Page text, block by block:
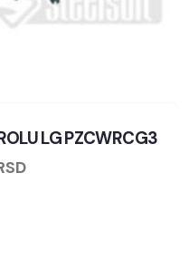
LG PZCWRCG3